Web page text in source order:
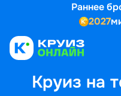
Раннее
2027
Круиз на